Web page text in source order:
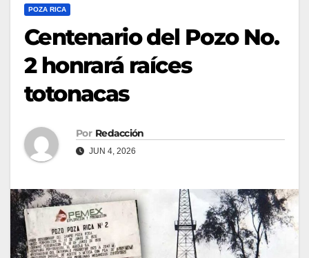
POZA RICA
Centenario del Pozo No.
2 honrará raíces
totonacas
Por Redacción
JUN 4, 2026